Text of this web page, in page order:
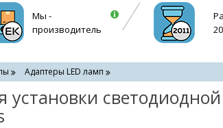
Мы -
производитель
Адаптеры LED ламп
установки